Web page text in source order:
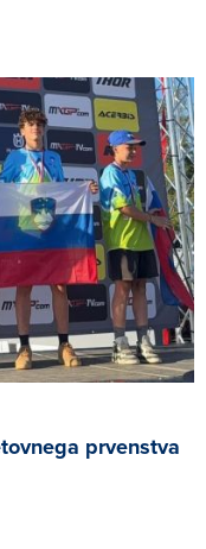
prvenstva